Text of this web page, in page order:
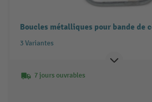
Boucles métalliques pour bande de
3 Variantes
7 jours ouvrables